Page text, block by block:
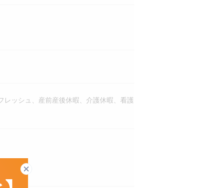
ッシュ、産前産後休暇、介護休暇、看護